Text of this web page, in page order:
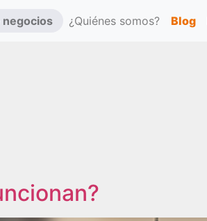
negocios ¿Quiénes somos? Blog